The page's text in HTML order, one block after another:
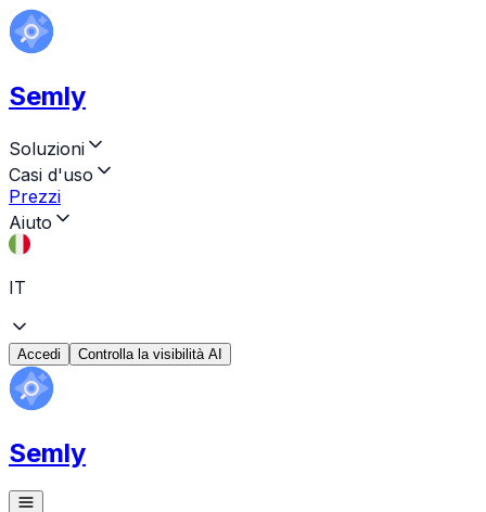
Semly
Soluzioni
Casi d'uso
Prezzi
Aiuto
IT
Accedi Controlla la visibilità AI
Semly